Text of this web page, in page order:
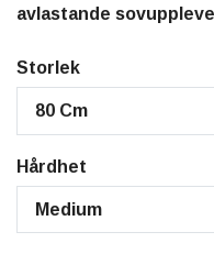
avlastande
Storlek
80 Cm
Hårdhet
Medium